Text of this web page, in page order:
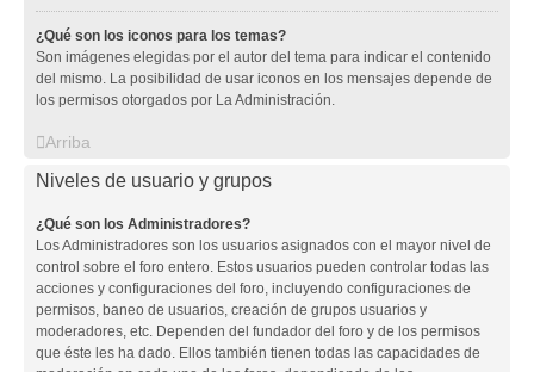
¿Qué son los iconos para los temas?
Son imágenes elegidas por el autor del tema para indicar el contenido
del mismo. La posibilidad de usar iconos en los mensajes depende de
los permisos otorgados por La Administración.
Arriba
Niveles de usuario y grupos
¿Qué son los Administradores?
Los Administradores son los usuarios asignados con el mayor nivel de
control sobre el foro entero. Estos usuarios pueden controlar todas las
acciones y configuraciones del foro, incluyendo configuraciones de
permisos, baneo de usuarios, creación de grupos usuarios y
moderadores, etc. Dependen del fundador del foro y de los permisos
que éste les ha dado. Ellos también tienen todas las capacidades de